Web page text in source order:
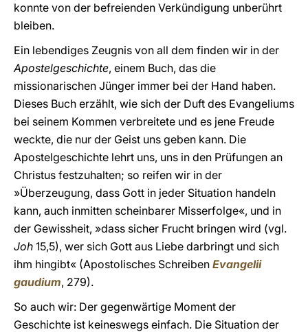
konnte von der befreienden Verkündigung unberührt
bleiben.
Ein lebendiges Zeugnis von all dem finden wir in der
Apostelgeschichte, einem Buch, das die
missionarischen Jünger immer bei der Hand haben.
Dieses Buch erzählt, wie sich der Duft des Evangeliums
bei seinem Kommen verbreitete und es jene Freude
weckte, die nur der Geist uns geben kann. Die
Apostelgeschichte lehrt uns, uns in den Prüfungen an
Christus festzuhalten; so reifen wir in der
»Überzeugung, dass Gott in jeder Situation handeln
kann, auch inmitten scheinbarer Misserfolge«, und in
der Gewissheit, »dass sicher Frucht bringen wird (vgl.
Joh 15,5), wer sich Gott aus Liebe darbringt und sich
ihm hingibt« (Apostolisches Schreiben Evangelii
gaudium, 279).
So auch wir: Der gegenwärtige Moment der
Geschichte ist keineswegs einfach. Die Situation der